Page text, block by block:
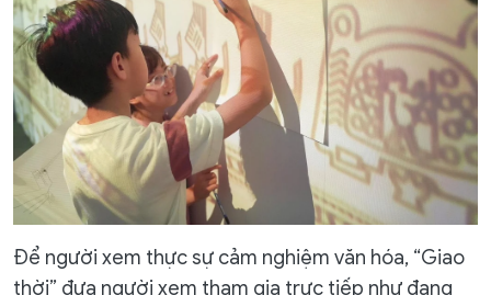
Để người xem thực sự cảm nghiệm văn hóa, “Giao
thời” đưa người xem tham gia trực tiếp như đang